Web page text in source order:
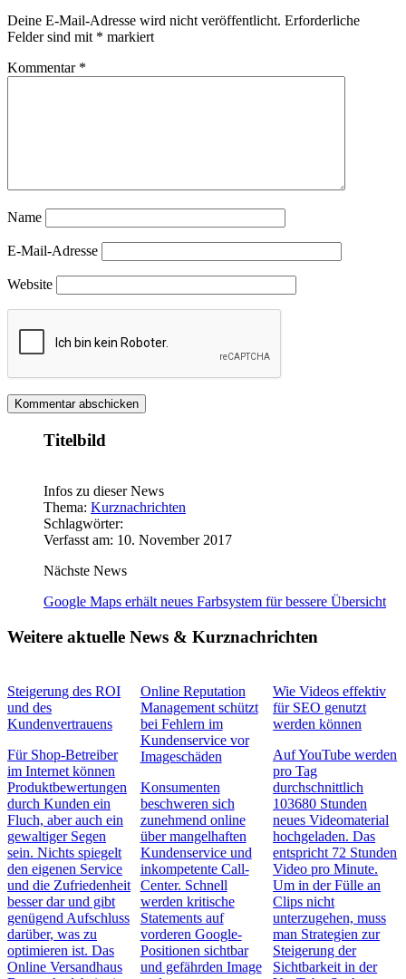
Deine E-Mail-Adresse wird nicht veröffentlicht. Erforderliche
Felder sind mit * markiert
Kommentar *
Name
E-Mail-Adresse
Website
Titelbild
Infos zu dieser News
Thema: Kurznachrichten
Schlagwörter:
Verfasst am: 10. November 2017
Nächste News
Google Maps erhält neues Farbsystem für bessere Übersicht
Weitere aktuelle News & Kurznachrichten
Steigerung des ROI
und des
Kundenvertrauens
Für Shop-Betreiber
im Internet können
Produktbewertungen
durch Kunden ein
Fluch, aber auch ein
gewaltiger Segen
sein. Nichts spiegelt
den eigenen Service
und die Zufriedenheit
besser dar und gibt
genügend Aufschluss
darüber, was zu
optimieren ist. Das
Online Versandhaus
Online Reputation
Management schützt
bei Fehlern im
Kundenservice vor
Imageschäden
Konsumenten
beschweren sich
zunehmend online
über mangelhaften
Kundenservice und
inkompetente Call-
Center. Schnell
werden kritische
Statements auf
vorderen Google-
Positionen sichtbar
und gefährden Image
Wie Videos effektiv
für SEO genutzt
werden können
Auf YouTube werden
pro Tag
durchschnittlich
103680 Stunden
neues Videomaterial
hochgeladen. Das
entspricht 72 Stunden
Video pro Minute.
Um in der Fülle an
Clips nicht
unterzugehen, muss
man Strategien zur
Steigerung der
Sichtbarkeit in der